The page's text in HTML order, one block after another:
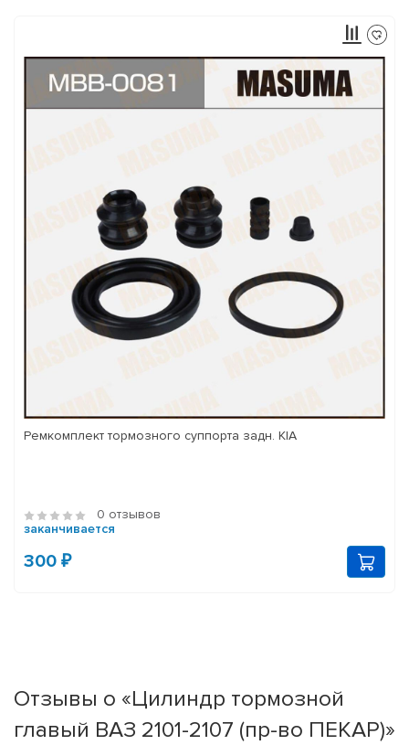
Ремкомплект тормозного суппорта задн. KIA
0 отзывов
заканчивается
300 ₽
Отзывы о «Цилиндр тормозной
главый ВАЗ 2101-2107 (пр-во ПЕКАР)»